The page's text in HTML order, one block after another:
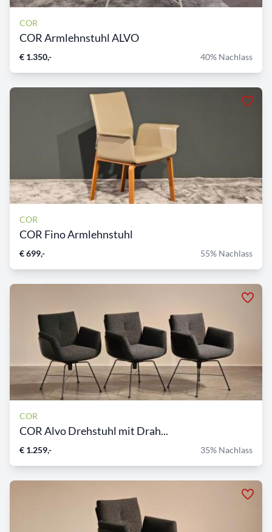
COR
COR Armlehnstuhl ALVO
€ 1.350,- 40% Nachlass
COR
COR Fino Armlehnstuhl
€ 699,- 55% Nachlass
COR
COR Alvo Drehstuhl mit Drah...
€ 1.259,- 35% Nachlass